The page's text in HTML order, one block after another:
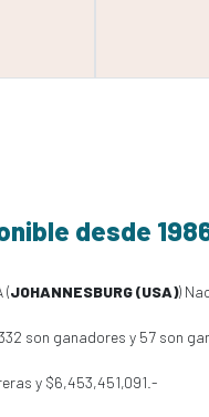
desde
(JOHANNESBURG (USA))
son ganadores y 57 son
y $6,453,451,091.-